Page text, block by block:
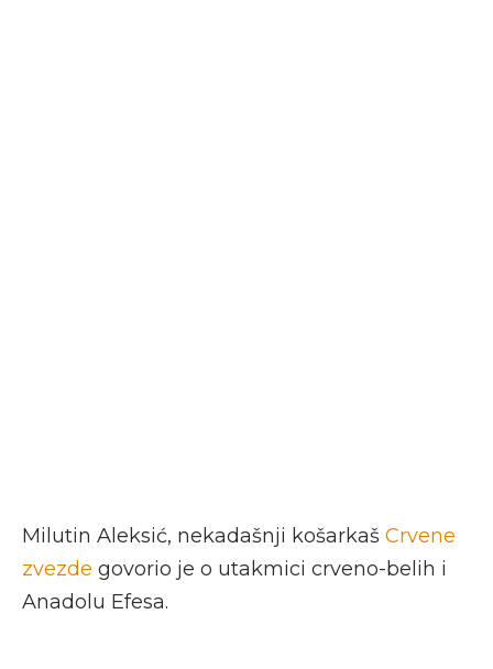
Milutin Aleksić, nekadašnji košarkaš Crvene
zvezde govorio je o utakmici crveno-belih i
Anadolu Efesa.